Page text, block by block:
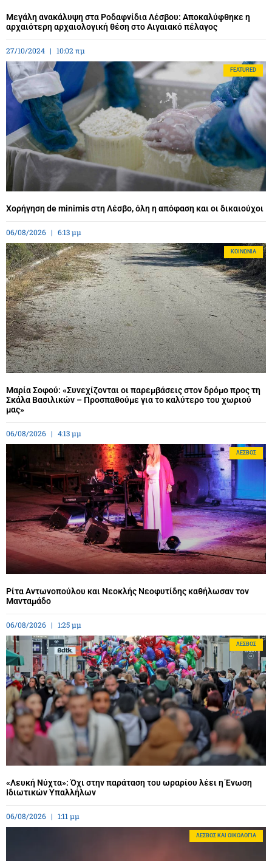
Μεγάλη ανακάλυψη στα Ροδαφνίδια Λέσβου: Αποκαλύφθηκε η
αρχαιότερη αρχαιολογική θέση στο Αιγαιακό πέλαγος
27/10/2024 10:02 πμ
FEATURED
Χορήγηση de minimis στη Λέσβο, όλη η απόφαση και οι δικαιούχοι
06/08/2026 6:13 μμ
ΚΟΙΝΩΝΊΑ
Μαρία Σοφού: «Συνεχίζονται οι παρεμβάσεις στον δρόμο προς τη
Σκάλα Βασιλικών – Προσπαθούμε για το καλύτερο του χωριού
μας»
06/08/2026 4:13 μμ
ΛΈΣΒΟΣ
Ρίτα Αντωνοπούλου και Νεοκλής Νεοφυτίδης καθήλωσαν τον
Μανταμάδο
06/08/2026 1:25 μμ
ΛΈΣΒΟΣ
«Λευκή Νύχτα»: Όχι στην παράταση του ωραρίου λέει η Ένωση
Ιδιωτικών Υπαλλήλων
06/08/2026 1:11 μμ
ΛΈΣΒΟΣ ΚΑΙ ΟΙΚΟΛΟΓΊΑ